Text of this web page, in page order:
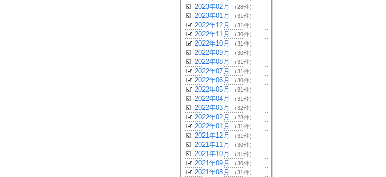
2023年02月 （28件）
2023年01月 （31件）
2022年12月 （31件）
2022年11月 （30件）
2022年10月 （31件）
2022年09月 （30件）
2022年08月 （31件）
2022年07月 （31件）
2022年06月 （30件）
2022年05月 （31件）
2022年04月 （31件）
2022年03月 （32件）
2022年02月 （28件）
2022年01月 （31件）
2021年12月 （31件）
2021年11月 （30件）
2021年10月 （31件）
2021年09月 （30件）
2021年08月 （31件）